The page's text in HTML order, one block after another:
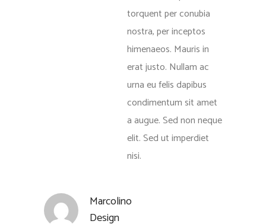
torquent per conubia
nostra, per inceptos
himenaeos. Mauris in
erat justo. Nullam ac
urna eu felis dapibus
condimentum sit amet
a augue. Sed non neque
elit. Sed ut imperdiet
nisi.
Marcolino
Design